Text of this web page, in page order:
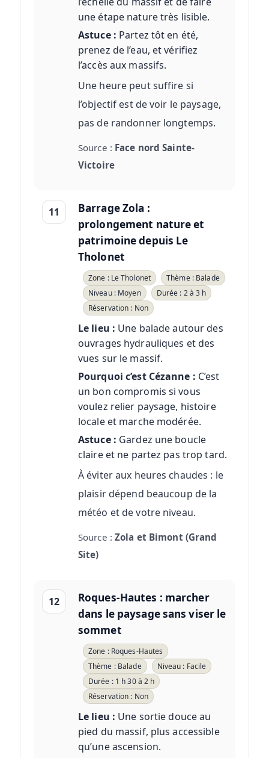
une étape nature très lisible.
Astuce : Partez tôt en été,
prenez de l’eau, et vérifiez
l’accès aux massifs.
Une heure peut suffire si
l’objectif est de voir le paysage,
pas de randonner longtemps.
Source : Face nord Sainte-
Victoire
11
Barrage Zola :
prolongement nature et
patrimoine depuis Le
Tholonet
Zone : Le Tholonet
Thème : Balade
Niveau : Moyen
Durée : 2 à 3 h
Réservation : Non
Le lieu : Une balade autour des
ouvrages hydrauliques et des
vues sur le massif.
Pourquoi c’est Cézanne : C’est
un bon compromis si vous
voulez relier paysage, histoire
locale et marche modérée.
Astuce : Gardez une boucle
claire et ne partez pas trop tard.
À éviter aux heures chaudes : le
plaisir dépend beaucoup de la
météo et de votre niveau.
Source :Zola et Bimont (Grand
Site)
12
Roques-Hautes : marcher
dans le paysage sans viser le
sommet
Zone : Roques-Hautes
Thème : Balade
Niveau : Facile
Durée : 1 h 30 à 2 h
Réservation : Non
Le lieu : Une sortie douce au
pied du massif, plus accessible
qu’une ascension.